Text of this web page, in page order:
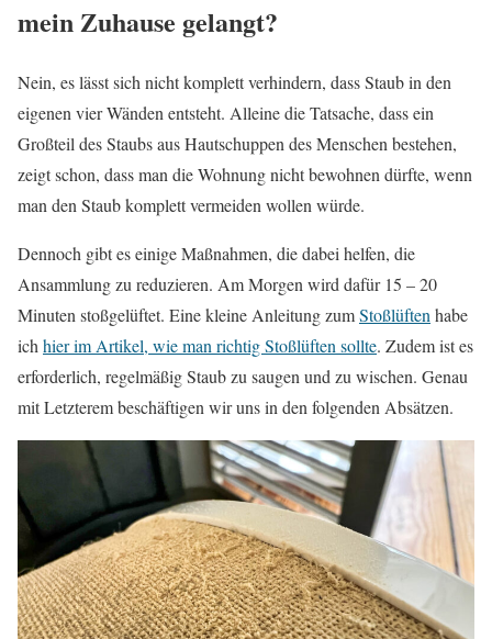
mein Zuhause gelangt?
Nein, es lässt sich nicht komplett verhindern, dass Staub in den
eigenen vier Wänden entsteht. Alleine die Tatsache, dass ein
Großteil des Staubs aus Hautschuppen des Menschen bestehen,
zeigt schon, dass man die Wohnung nicht bewohnen dürfte, wenn
man den Staub komplett vermeiden wollen würde.
Dennoch gibt es einige Maßnahmen, die dabei helfen, die
Ansammlung zu reduzieren. Am Morgen wird dafür 15 – 20
Minuten stoßgelüftet. Eine kleine Anleitung zumStoßlüften habe
ich hier im Artikel, wie man richtig Stoßlüften sollte. Zudem ist es
erforderlich, regelmäßig Staub zu saugen und zu wischen. Genau
mit Letzterem beschäftigen wir uns in den folgenden Absätzen.